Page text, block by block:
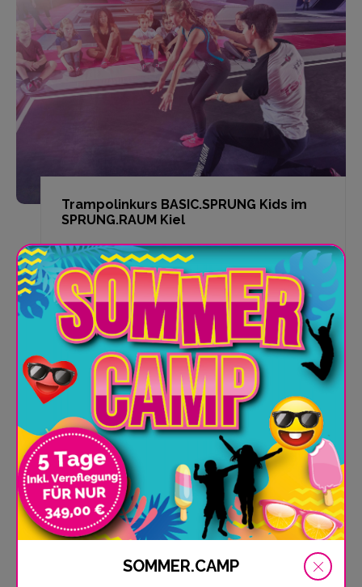
SOMMER.CAMP
Trampolinkurs BASIC.SPRUNG Kids im
SPRUNG.RAUM Kiel
BASIC.SPRUNG Kids ist der Grundkurs für...
KURSDETAILS